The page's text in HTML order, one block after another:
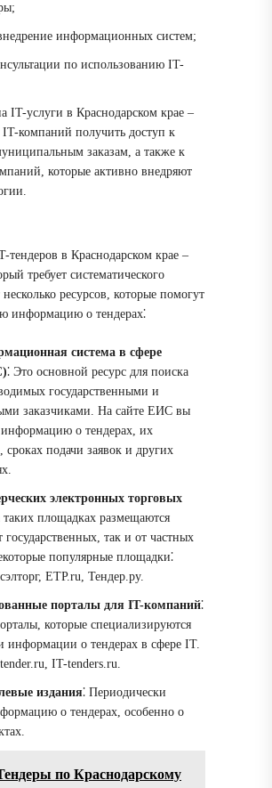
информационных систем;
по использованию IT-
IT-услуги в Краснодарском крае –
IT-компаний получить доступ к
заказам, а также к
которые активно внедряют
в Краснодарском крае –
требует систематического
ресурсов, которые помогут
информацию о тендерах⁚
система в сфере
⁚ Это основной ресурс для поиска
государственными и
заказчиками. На сайте ЕИС вы
о тендерах, их
сроках подачи заявок и других
электронных торговых
таких площадках размещаются
государственных, так и от частных
популярные площадки⁚
ETP.ru, Тендер.ру.
порталы для IT-компаний⁚
которые специализируются
информации о тендерах в сфере IT.
IT-tenders.ru.
издания⁚ Периодически
о тендерах, особенно о
по Краснодарскому